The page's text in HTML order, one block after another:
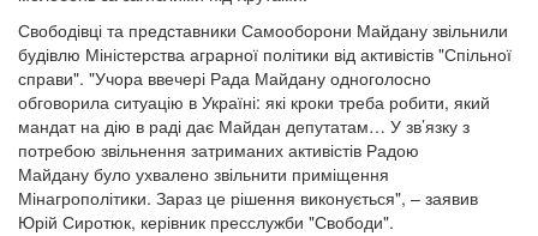
Свободівці та представники Самооборони Майдану звільнили
будівлю Міністерства аграрної політики від активістів "Спільної
справи". "Учора ввечері Рада Майдану одноголосно
обговорила ситуацію в Україні: які кроки треба робити, який
мандат на дію в раді дає Майдан депутатам… У зв’язку з
потребою звільнення затриманих активістів Радою
Майдану було ухвалено звільнити приміщення
Мінагрополітики. Зараз це рішення виконується", – заявив
Юрій Сиротюк, керівник пресслужби "Свободи".